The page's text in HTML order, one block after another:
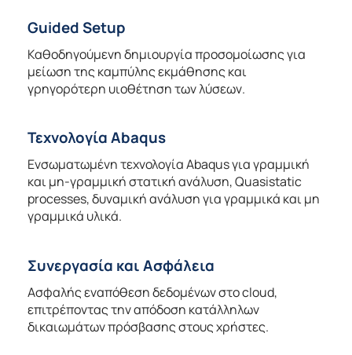
Guided Setup
Καθοδηγούμενη δημιουργία προσομοίωσης για
μείωση της καμπύλης εκμάθησης και
γρηγορότερη υιοθέτηση των λύσεων.
Τεχνολογία Abaqus
Ενσωματωμένη τεχνολογία Abaqus για γραμμική
και μη-γραμμική στατική ανάλυση, Quasistatic
processes, δυναμική ανάλυση για γραμμικά και μη
γραμμικά υλικά.
Συνεργασία και Ασφάλεια
Ασφαλής εναπόθεση δεδομένων στο cloud,
επιτρέποντας την απόδοση κατάλληλων
δικαιωμάτων πρόσβασης στους χρήστες.